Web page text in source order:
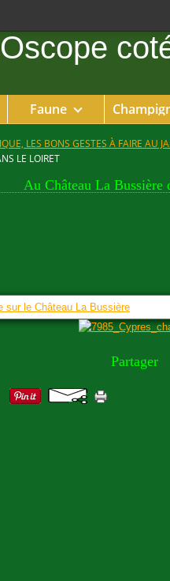
Faune
LES BONS GESTES À FAIRE AU
LE LOIRET
Au Château La Bussière
sur le Château La Bussière
Partager